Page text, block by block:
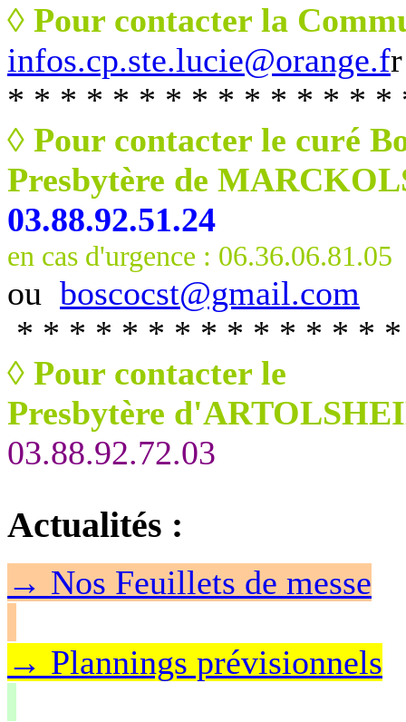
◊ Pour contacter la
infos.cp.ste.lucie@orange.fr
* * * * * * * * * * * * * * *
◊ Pour contacter le curé
Presbytère de
03.88.92.51.24
en cas d'urgence : 06.36.06.81.05
ou boscocst@gmail.com
* * * * * * * * * * * * * *
◊ Pour contacter le
Presbytère
03.88.92.72.03
Actualités :
→ Nos Feuillets de messe
→ Plannings prévisionnels